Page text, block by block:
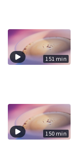
151 min
150 min